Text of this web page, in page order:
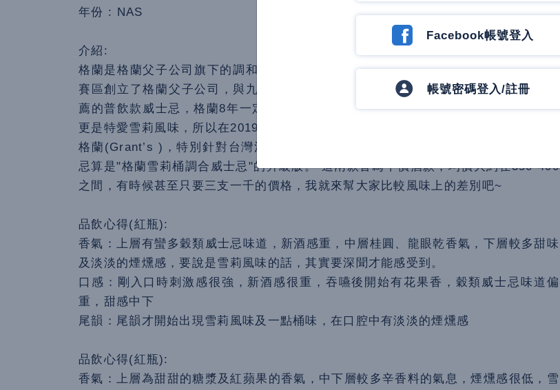
年份 : NAS
介紹:
格蘭是格蘭父子公司旗下的調和威士忌品牌，1886年，威廉格蘭(William Grant)斯貝
賽區創立了格蘭父子公司，與九個小孩和一位石匠徒手建立了格蘭菲迪酒廠。 講到推
薦的普飲款威士忌，格蘭8年一定會出現名單上，除了台灣人對年份的迷思外，消費者
更是特愛雪莉風味，所以在2019年，赫赫有名的格蘭菲迪酒廠旗下的調和威士忌品牌 -
格蘭(Grant’s )，特別針對台灣消費者量身打造『格蘭8年雪莉風味桶』，這一款威士
忌算是"格蘭雪莉桶調合威士忌"的升級版。 這兩款皆為平價酒款，均價大約在350-400
之間，有時候甚至只要三支一千的價格，我就來幫大家比較風味上的差別吧~
品飲心得(紅瓶):
香氣：上層有蠻多穀類威士忌味道，新酒感重，中層桂圓、龍眼乾香氣，下層較多甜味
及淡淡的煙燻感，要說是雪莉風味的話，其實要深聞才能感受到。
口感：剛入口時刺激感很強，新酒感很重，吞嚥後開始有花果香，穀類威士忌味道偏
重，甜感中下
尾韻：尾韻才開始出現雪莉風味及一點桶味，在口腔中有淡淡的煙燻感
品飲心得(紅瓶):
香氣：上層為甜甜的糖漿及紅蘋果的香氣，中下層較多辛香料的氣息，煙燻感很低，雪
Facebook帳號登入
帳號密碼登入/註冊